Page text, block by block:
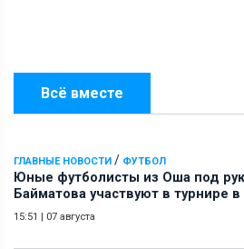
Всё вместе
ГЛАВНЫЕ НОВОСТИ / ФУТБОЛ
Юные футболисты из Оша под
Байматова участвуют в турнире в
15:51 | 07 августа